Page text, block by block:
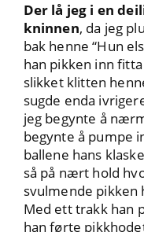
Der lå jeg i en
kninnen, da jeg
bak henne “Hun
han pikken inn
slikket klitten
sugde enda
jeg begynte å
begynte å pumpe
ballene hans
så på nært hold
svulmende pikken
Med ett trakk han
han førte